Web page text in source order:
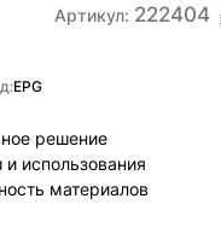
Артикул: 222404
EPG
решение
использования
материалов